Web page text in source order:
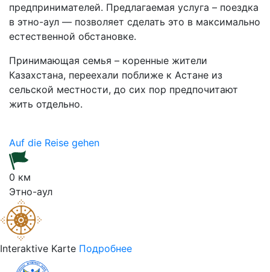
предпринимателей. Предлагаемая услуга – поездка
в этно-аул — позволяет сделать это в максимально
естественной обстановке.
Принимающая семья – коренные жители
Казахстана, переехали поближе к Астане из
сельской местности, до сих пор предпочитают
жить отдельно.
Auf die Reise gehen
0 км
Этно-аул
Interaktive Karte Подробнее